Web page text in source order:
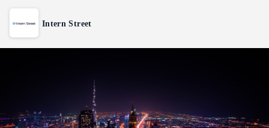
Intern Street